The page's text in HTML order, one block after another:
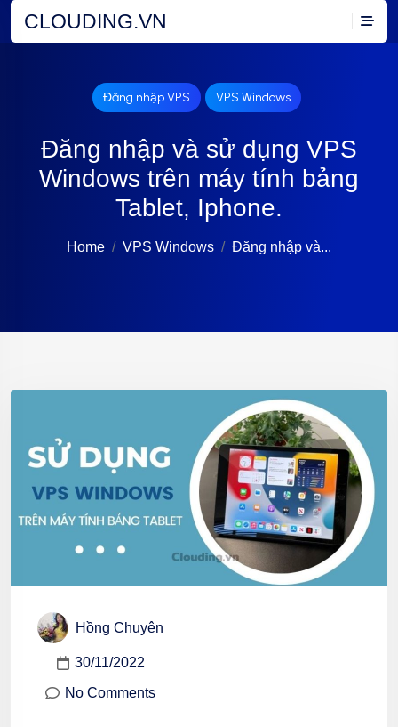
CLOUDING.VN
Đăng nhập VPS VPS Windows
Đăng nhập và sử dụng VPS
Windows trên máy tính bảng
Tablet, Iphone.
Home VPS Windows Đăng nhập và...
Hồng Chuyên
30/11/2022
No Comments